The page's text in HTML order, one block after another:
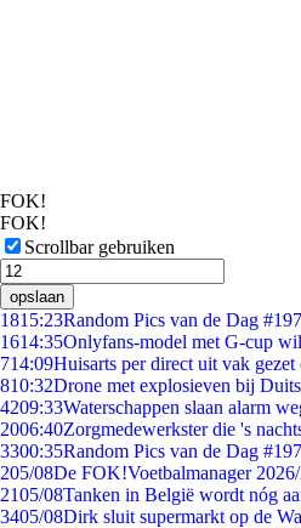
FOK!
FOK!
Scrollbar gebruiken
opslaan
1815:23Random Pics van de Dag
1614:35Onlyfans-model met G-cup
714:09Huisarts per direct uit vak
810:32Drone met explosieven bij
4209:33Waterschappen slaan alarm
2006:40Zorgmedewerkster die 's
3300:35Random Pics van de Dag
205/08De FOK!Voetbalmanager
2105/08Tanken in België wordt nóg
3405/08Dirk sluit supermarkt op de